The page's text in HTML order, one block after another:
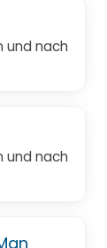
und nach
und nach